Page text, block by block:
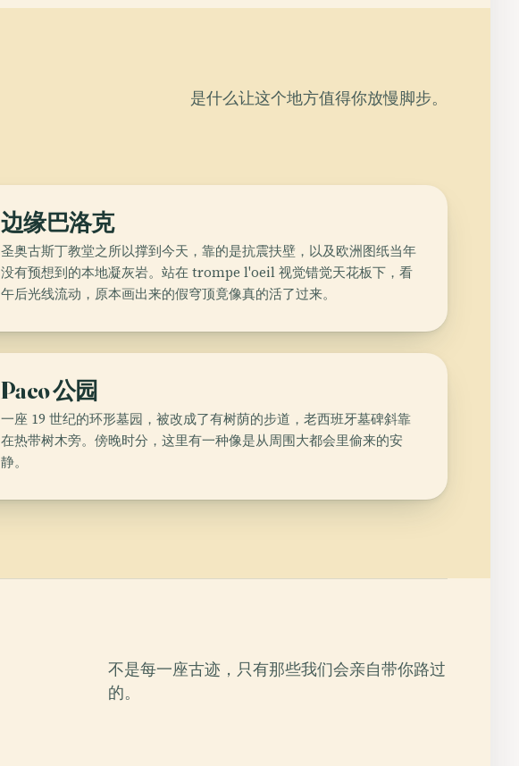
是什么让这个地方值得你放慢脚步。
边缘巴洛克
圣奥古斯丁教堂之所以撑到今天，靠的是抗震扶壁，以及欧洲图纸当年
没有预想到的本地凝灰岩。站在 trompe l'oeil 视觉错觉天花板下，看
午后光线流动，原本画出来的假穹顶竟像真的活了过来。
Paco 公园
一座 19 世纪的环形墓园，被改成了有树荫的步道，老西班牙墓碑斜靠
在热带树木旁。傍晚时分，这里有一种像是从周围大都会里偷来的安
静。
不是每一座古迹，只有那些我们会亲自带你路过
的。